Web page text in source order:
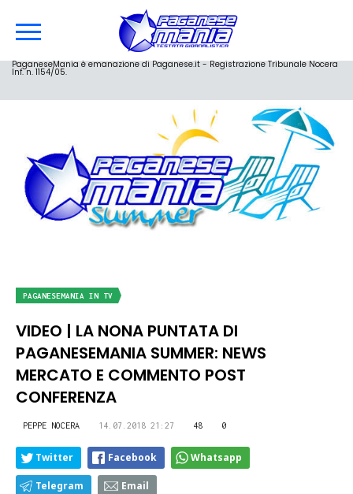
PaganeseMania è emanazione di Paganese.it - Registrazione Tribunale Nocera
Inf. n. 1154/05.
PAGANESEMANIA IN TV
VIDEO | LA NONA PUNTATA DI
PAGANESEMANIA SUMMER: NEWS
MERCATO E COMMENTO POST
CONFERENZA
PEPPE NOCERA 14.07.2018 21:27 48 0
Twitter Facebook Whatsapp
Telegram Email